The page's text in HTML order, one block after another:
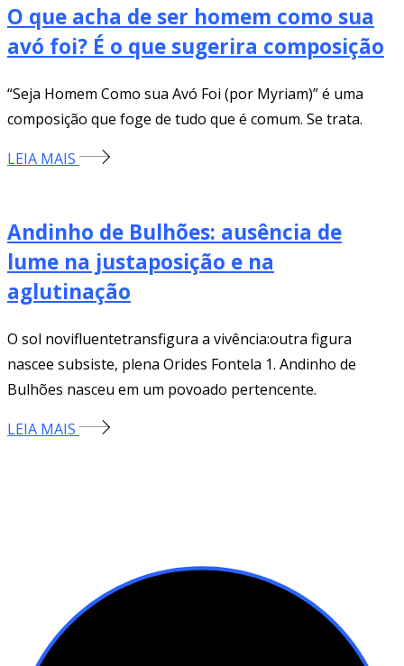
O que acha de ser homem como sua
avó foi? É o que sugerira composição
“Seja Homem Como sua Avó Foi (por Myriam)” é uma
composição que foge de tudo que é comum. Se trata.
LEIA MAIS
Andinho de Bulhões: ausência de
lume na justaposição e na
aglutinação
O sol novifluentetransfigura a vivência:outra figura
nascee subsiste, plena Orides Fontela 1. Andinho de
Bulhões nasceu em um povoado pertencente.
LEIA MAIS